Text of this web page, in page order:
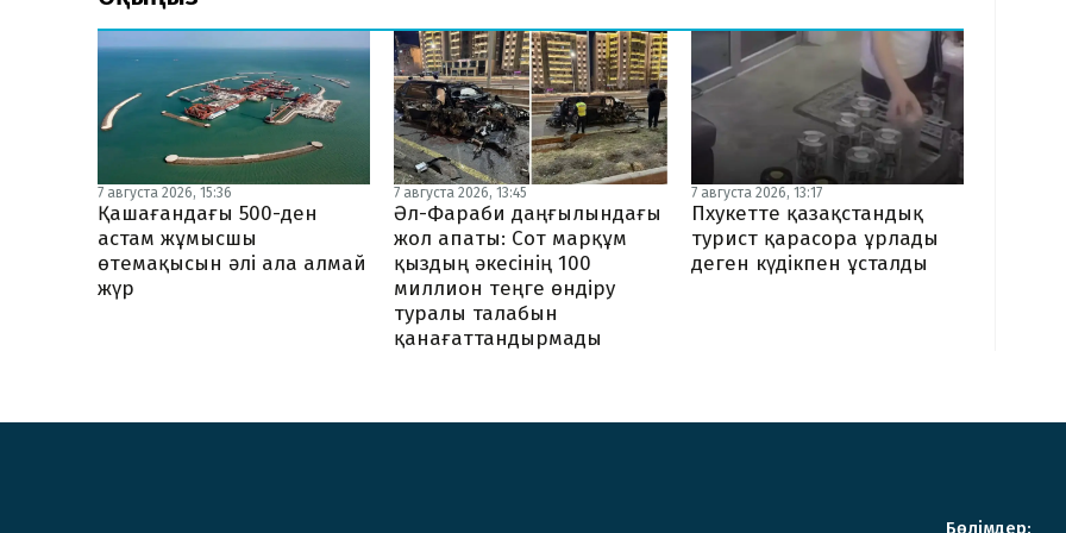
7 августа 2026, 15:36
Қашағандағы 500-ден
астам жұмысшы
өтемақысын әлі ала алмай
жүр
7 августа 2026, 13:45
Әл-Фараби даңғылындағы
жол апаты: Сот марқұм
қыздың әкесінің 100
миллион теңге өндіру
туралы талабын
қанағаттандырмады
7 августа 2026, 13:17
Пхукетте қазақстандық
турист қарасора ұрлады
деген күдікпен ұсталды
Бөлімдер: